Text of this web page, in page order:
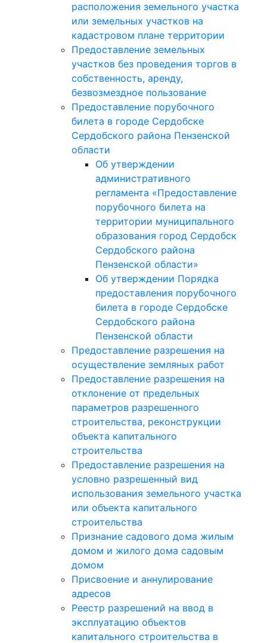
расположения земельного участка
или земельных участков на
кадастровом плане территории
Предоставление земельных
участков без проведения торгов в
собственность, аренду,
безвозмездное пользование
Предоставление порубочного
билета в городе Сердобске
Сердобского района Пензенской
области
Об утверждении
административного
регламента «Предоставление
порубочного билета на
территории муниципального
образования город Сердобск
Сердобского района
Пензенской области»
Об утверждении Порядка
предоставления порубочного
билета в городе Сердобске
Сердобского района
Пензенской области
Предоставление разрешения на
осуществление земляных работ
Предоставление разрешения на
отклонение от предельных
параметров разрешенного
строительства, реконструкции
объекта капитального
строительства
Предоставление разрешения на
условно разрешенный вид
использования земельного участка
или объекта капитального
строительства
Признание садового дома жилым
домом и жилого дома садовым
домом
Присвоение и аннулирование
адресов
Реестр разрешений на ввод в
эксплуатацию объектов
капитального строительства в